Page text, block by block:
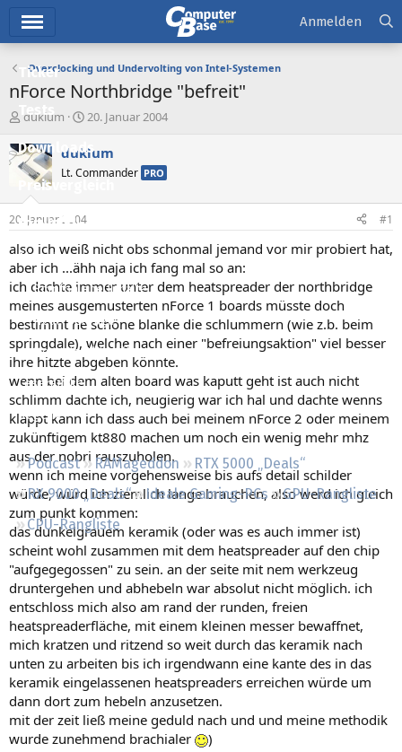
Ticker
Tests
Downloads
Preisvergleich
Forum
Aktuelles
Empfohlene Inhalte
Neue Beiträge
Neueste Aktivitäten
Leserartikel
Regeln
Podcast RAMageddon
RTX 5000 „Deals“
RX 9000 „Deals“
Ideale Gaming-PCs
GPU-Rangliste
CPU-Rangliste
Anmelden
Overclocking und Undervolting von Intel-Systemen
nForce Northbridge "befreit"
E
s
t
e
e
r
duklum
E
s
e
t
a
m
20. Januar 2004
duklum
Lt. Commander PRO
20. Januar 2004 #1
also ich weiß nicht obs schonmal jemand vor mir probiert hat,
aber ich ...ähh naja ich fang mal so an:
ich dachte immer unter dem heatspreader der northbridge
meines ausgemusterten nForce 1 boards müsste doch
bestimmt ne schöne blanke die schlummern (wie z.b. beim
springdale), welche nach einer "befreiungsaktion" viel besser
ihre hitzte abgeben könnte.
wenn bei dem alten board was kaputt geht ist auch nicht
schlimm dachte ich, neugierig war ich hal und dachte wenns
klappt kann ich dass auch bei meinem nForce 2 oder meinem
zukünftigem kt880 machen um noch ein wenig mehr mhz
aus der nobri rauszuholen.
wenn ich meine vorgehensweise bis aufs detail schilder
würde, würd ich ziemlich lange brauchen, also werd ich gleich
zum punkt kommen:
das dunkelgrauem keramik (oder was es auch immer ist)
scheint wohl zusammen mit dem heatspreader auf den chip
"aufgegegossen" zu sein. an der seite mit nem werkzeug
druntergehen und abhebeln war absolut nicht möglich. ich
entschloss mich also am rand der runden, freien
heatspreaderfläche, mit einem kleinen messer bewaffnet,
mich kratzen und ritzend so weit durch das keramik nach
unten zu arbeiten bis ich irgendwann eine kante des in das
keramik eingelassenen heatspreaders erreichen würde um
dann dort zum hebeln anzusetzen.
mit der zeit ließ meine geduld nach und und meine methodik
wurde zunehmend brachialer
)